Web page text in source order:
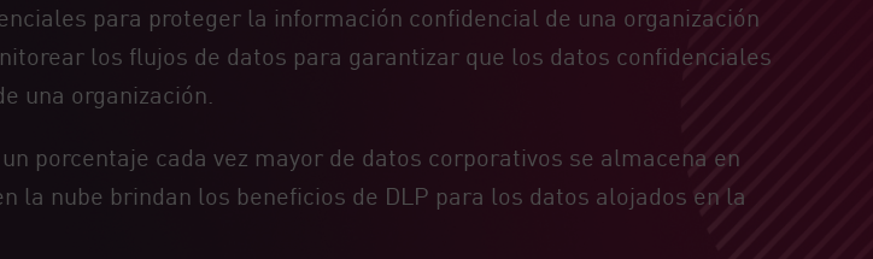
para proteger la información confidencial de una organización
los flujos de datos para garantizar que los datos confidenciales
una organización.
porcentaje cada vez mayor de datos corporativos se almacena en
la nube brindan los beneficios de DLP para los datos alojados en la